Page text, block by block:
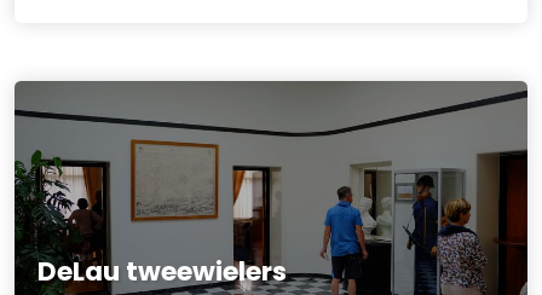
DeLau tweewielers